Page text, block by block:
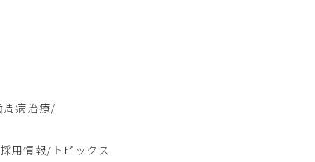
周病治療/
採用情報/ トピックス